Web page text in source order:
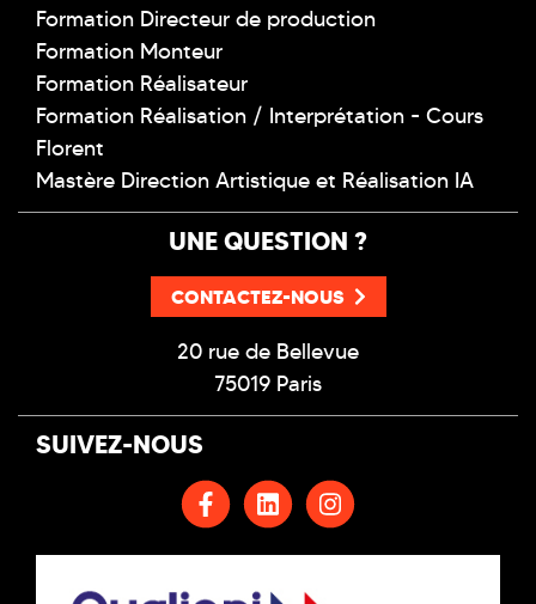
Formation Directeur de production
Formation Monteur
Formation Réalisateur
Formation Réalisation / Interprétation - Cours
Florent
Mastère Direction Artistique et Réalisation IA
UNE QUESTION ?
CONTACTEZ-NOUS
20 rue de Bellevue
75019 Paris
SUIVEZ-NOUS